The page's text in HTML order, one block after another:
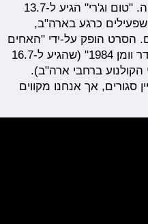
למקום הראשון בפתיחתם השנייה. "טום וג'רי" הגיע ל-13.7
בתי קולנוע שפעילים כרגע בארה"ב,
הסרט הופק על-ידי "האחים
וורנר" שגם הפיקו את הסרט "וונדר וומן 1984" (שהגיע ל-16.7
הקולנוע ברחבי ארה"ב).
סגורים, אך אנחנו מקווים